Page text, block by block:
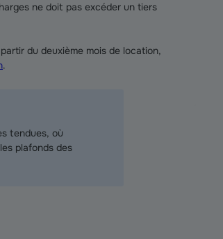
ne doit pas excéder un tiers
du deuxième mois de location,
.
tendues, où
plafonds des